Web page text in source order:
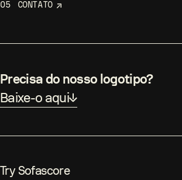
05 CONTATO
Precisa do nosso logotipo?
Baixe-o aqui
Try Sofascore